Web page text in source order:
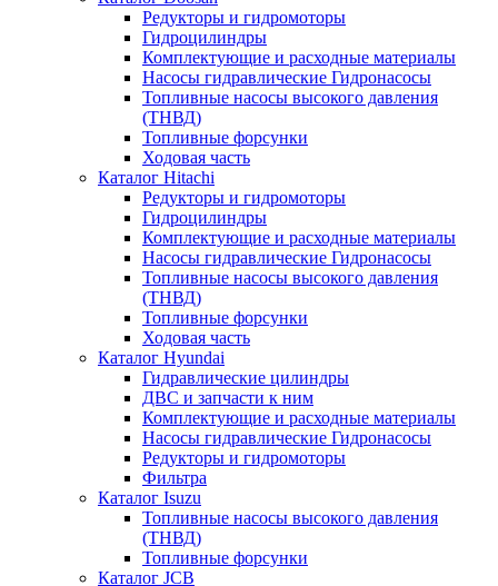
Редукторы и гидромоторы
Гидроцилиндры
Комплектующие и расходные материалы
Насосы гидравлические Гидронасосы
Топливные насосы высокого давления
(ТНВД)
Топливные форсунки
Ходовая часть
Каталог Hitachi
Редукторы и гидромоторы
Гидроцилиндры
Комплектующие и расходные материалы
Насосы гидравлические Гидронасосы
Топливные насосы высокого давления
(ТНВД)
Топливные форсунки
Ходовая часть
Каталог Hyundai
Гидравлические цилиндры
ДВС и запчасти к ним
Комплектующие и расходные материалы
Насосы гидравлические Гидронасосы
Редукторы и гидромоторы
Фильтра
Каталог Isuzu
Топливные насосы высокого давления
(ТНВД)
Топливные форсунки
Каталог JCB